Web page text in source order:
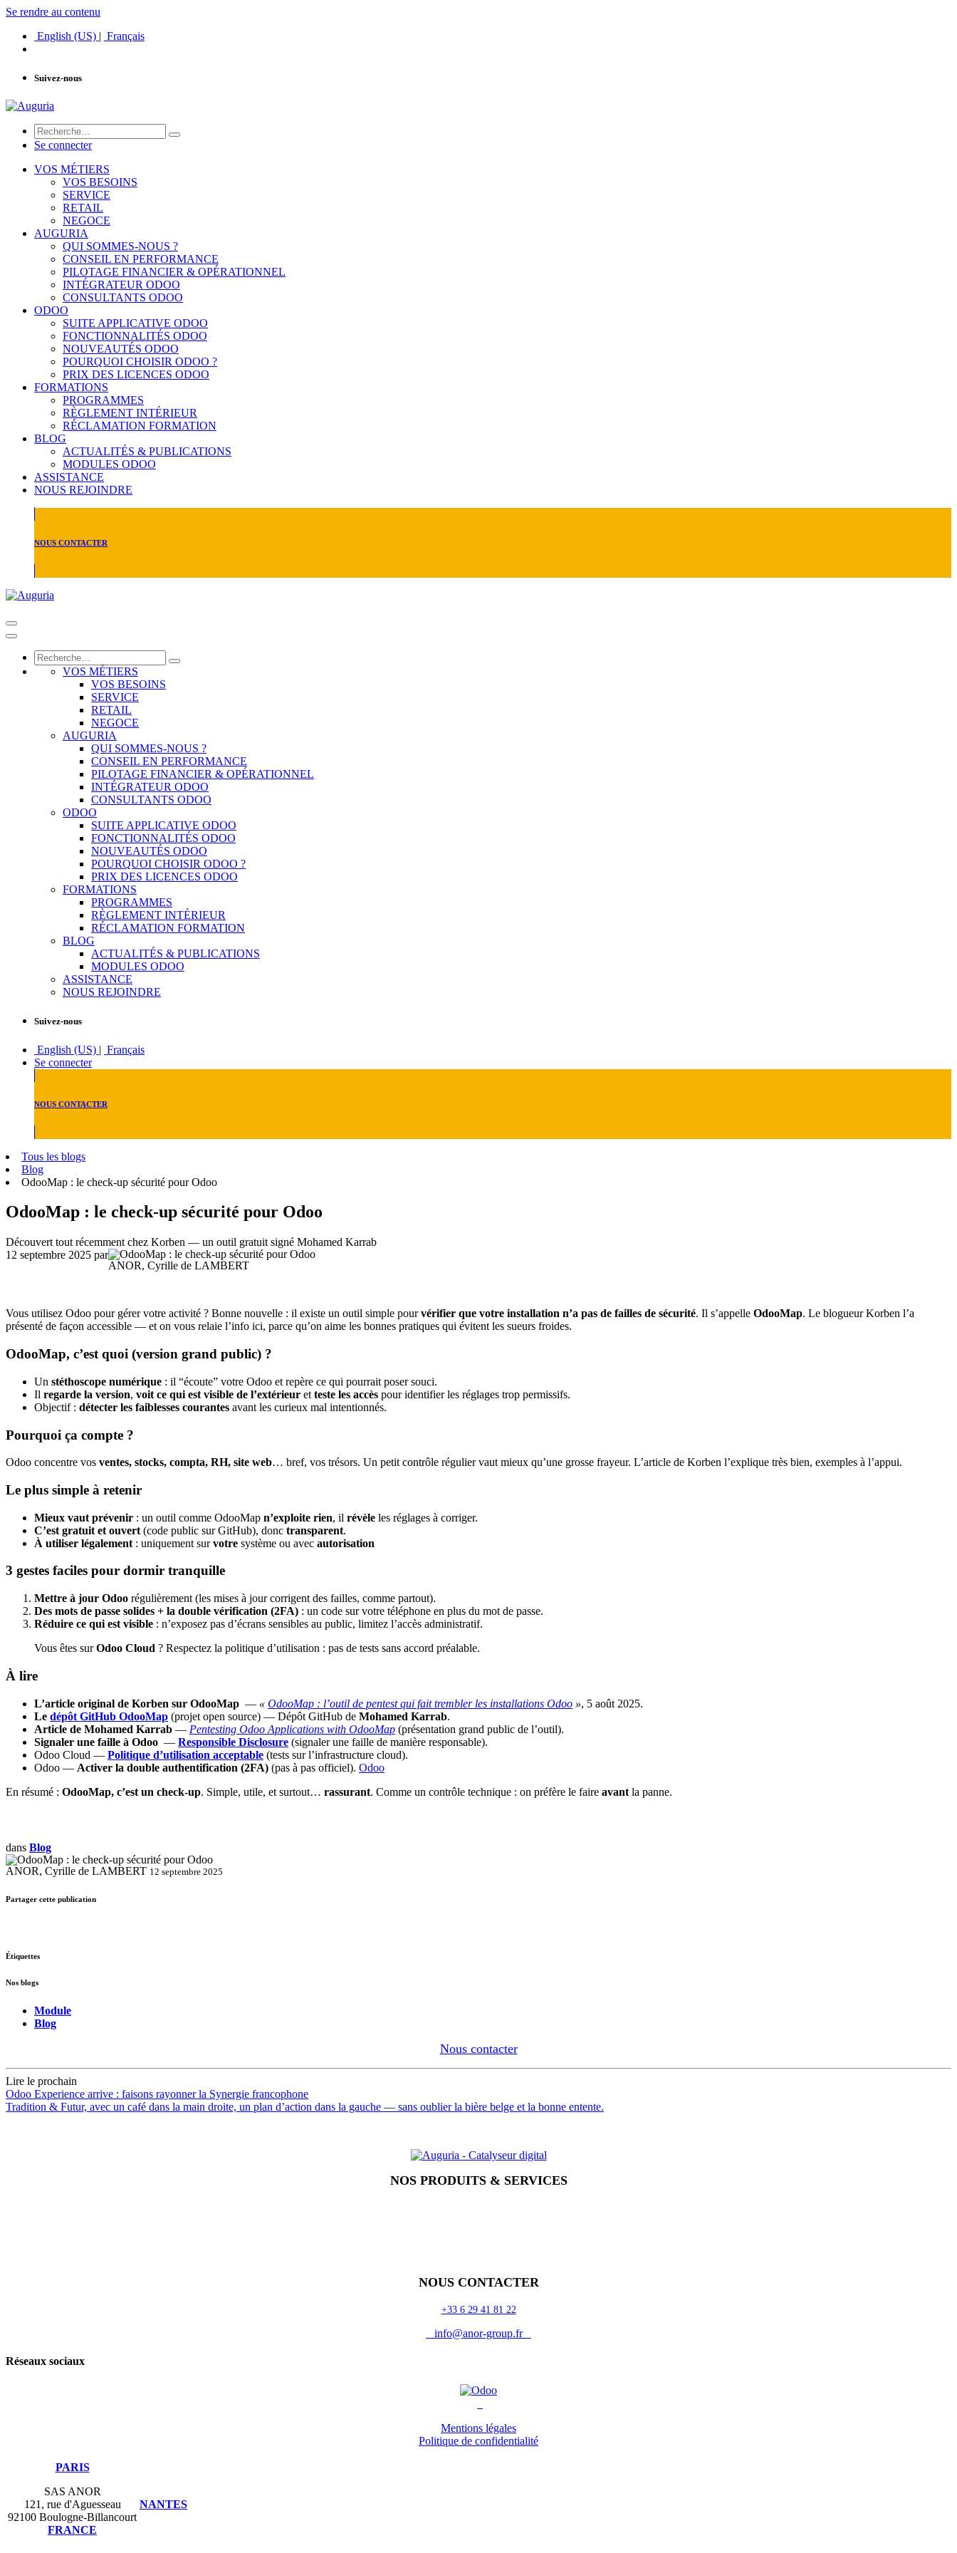
Se rendre au contenu
English (US) | Français
Suivez-nous
Se connecter
VOS MÉTIERS
VOS BESOINS
SERVICE
RETAIL
NEGOCE
AUGURIA
QUI SOMMES-NOUS ?
CONSEIL EN PERFORMANCE
PILOTAGE FINANCIER & OPÉRATIONNEL
INTÉGRATEUR ODOO
CONSULTANTS ODOO
ODOO
SUITE APPLICATIVE ODOO
FONCTIONNALITÉS ODOO
NOUVEAUTÉS ODOO
POURQUOI CHOISIR ODOO ?
PRIX DES LICENCES ODOO
FORMATIONS
PROGRAMMES
RÈGLEMENT INTÉRIEUR
RÉCLAMATION FORMATION
BLOG
ACTUALITÉS & PUBLICATIONS
MODULES ODOO
ASSISTANCE
NOUS REJOINDRE
NOUS CONTACTER
VOS MÉTIERS
VOS BESOINS
SERVICE
RETAIL
NEGOCE
AUGURIA
QUI SOMMES-NOUS ?
CONSEIL EN PERFORMANCE
PILOTAGE FINANCIER & OPÉRATIONNEL
INTÉGRATEUR ODOO
CONSULTANTS ODOO
ODOO
SUITE APPLICATIVE ODOO
FONCTIONNALITÉS ODOO
NOUVEAUTÉS ODOO
POURQUOI CHOISIR ODOO ?
PRIX DES LICENCES ODOO
FORMATIONS
PROGRAMMES
RÈGLEMENT INTÉRIEUR
RÉCLAMATION FORMATION
BLOG
ACTUALITÉS & PUBLICATIONS
MODULES ODOO
ASSISTANCE
NOUS REJOINDRE
Suivez-nous
English (US) | Français
Se connecter
NOUS CONTACTER
Tous les blogs
Blog
OdooMap : le check-up sécurité pour Odoo
OdooMap : le check-up sécurité pour Odoo
Découvert tout récemment chez Korben — un outil gratuit signé Mohamed Karrab
12 septembre 2025 par
ANOR, Cyrille de LAMBERT
Vous utilisez Odoo pour gérer votre activité ? Bonne nouvelle : il existe un outil simple pourvérifier que votre installation n’a pas de failles de sécurité. Il s’appelle OdooMap. Le blogueur Korben l’a
présenté de façon accessible — et on vous relaie l’info ici, parce qu’on aime les bonnes pratiques qui évitent les sueurs froides.
OdooMap, c’est quoi (version grand public) ?
Un stéthoscope numérique : il “écoute” votre Odoo et repère ce qui pourrait poser souci.
Il regarde la version, voit ce qui est visible de l’extérieur et teste les accès pour identifier les réglages trop permissifs.
Objectif : détecter les faiblesses courantes avant les curieux mal intentionnés.
Pourquoi ça compte ?
Odoo concentre vos ventes, stocks, compta, RH, site web… bref, vos trésors. Un petit contrôle régulier vaut mieux qu’une grosse frayeur. L’article de Korben l’explique très bien, exemples à l’appui.
Le plus simple à retenir
Mieux vaut prévenir : un outil comme OdooMap n’exploite rien, il révèle les réglages à corriger.
C’est gratuit et ouvert (code public sur GitHub), donc transparent.
À utiliser légalement : uniquement survotre système ou avec autorisation
3 gestes faciles pour dormir tranquille
Mettre à jour Odoo régulièrement (les mises à jour corrigent des failles, comme partout).
Des mots de passe solides + la double vérification (2FA) : un code sur votre téléphone en plus du mot de passe.
Réduire ce qui est visible : n’exposez pas d’écrans sensibles au public, limitez l’accès administratif.
Vous êtes surOdoo Cloud ? Respectez la politique d’utilisation : pas de tests sans accord préalable.
À lire
L’article original de Korben sur OdooMap — « OdooMap : l’outil de pentest qui fait trembler les installations Odoo », 5 août 2025.
Le dépôt GitHub OdooMap (projet open source) — Dépôt GitHub de Mohamed Karrab.
Article de Mohamed Karrab — Pentesting Odoo Applications with OdooMap (présentation grand public de l’outil).
Signaler une faille à Odoo — Responsible Disclosure (signaler une faille de manière responsable).
Odoo Cloud — Politique d’utilisation acceptable (tests sur l’infrastructure cloud).
Odoo — Activer la double authentification (2FA) (pas à pas officiel). Odoo
En résumé : OdooMap, c’est un check-up. Simple, utile, et surtout… rassurant. Comme un contrôle technique : on préfère le faire avant la panne.
dans Blog
ANOR, Cyrille de LAMBERT 12 septembre 2025
Partager cette publication
Étiquettes
Nos blogs
Module
Blog
Nous contacter
Lire le prochain
Odoo Experience arrive : faisons rayonner la Synergie francophone
Tradition & Futur, avec un café dans la main droite, un plan d’action dans la gauche — sans oublier la bière belge et la bonne entente.
NOS PRODUITS & SERVICES
NOUS CONTACTER
+33 6 29 41 81 22
info@anor-group.fr
Réseaux sociaux
Mentions légales
Politique de confidentialité
PARIS
SAS ANOR
121, rue d'Aguesseau
92100 Boulogne-Billancourt
FRANCE
NANTES